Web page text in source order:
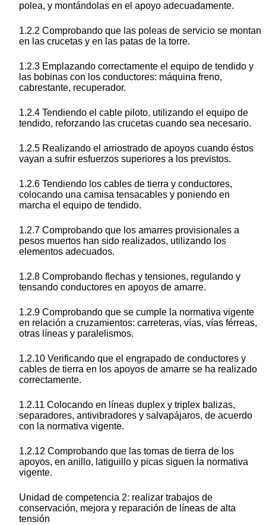
polea, y montándolas en el apoyo adecuadamente.
1.2.2 Comprobando que las poleas de servicio se montan
en las crucetas y en las patas de la torre.
1.2.3 Emplazando correctamente el equipo de tendido y
las bobinas con los conductores: máquina freno,
cabrestante, recuperador.
1.2.4 Tendiendo el cable piloto, utilizando el equipo de
tendido, reforzando las crucetas cuando sea necesario.
1.2.5 Realizando el arriostrado de apoyos cuando éstos
vayan a sufrir esfuerzos superiores a los previstos.
1.2.6 Tendiendo los cables de tierra y conductores,
colocando una camisa tensacables y poniendo en
marcha el equipo de tendido.
1.2.7 Comprobando que los amarres provisionales a
pesos muertos han sido realizados, utilizando los
elementos adecuados.
1.2.8 Comprobando flechas y tensiones, regulando y
tensando conductores en apoyos de amarre.
1.2.9 Comprobando que se cumple la normativa vigente
en relación a cruzamientos: carreteras, vías, vías férreas,
otras líneas y paralelismos.
1.2.10 Verificando que el engrapado de conductores y
cables de tierra en los apoyos de amarre se ha realizado
correctamente.
1.2.11 Colocando en líneas duplex y triplex balizas,
separadores, antivibradores y salvapájaros, de acuerdo
con la normativa vigente.
1.2.12 Comprobando que las tomas de tierra de los
apoyos, en anillo, latiguillo y picas siguen la normativa
vigente.
Unidad de competencia 2: realizar trabajos de
conservación, mejora y reparación de líneas de alta
tensión